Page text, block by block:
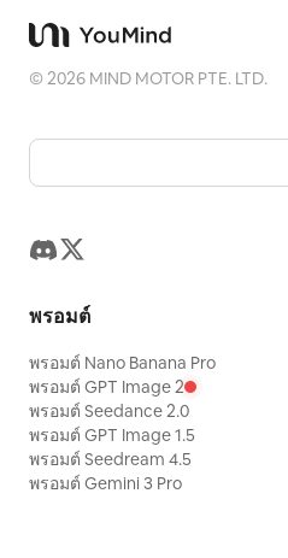
©2026 MIND MOTOR PTE. LTD.
พรอมต์
พรอมต์ Nano Banana Pro
พรอมต์ GPT Image 2
พรอมต์ Seedance 2.0
พรอมต์ GPT Image 1.5
พรอมต์ Seedream 4.5
พรอมต์ Gemini 3 Pro